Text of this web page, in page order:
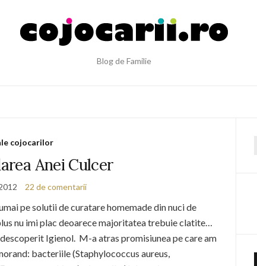
Blog de Familie
cojocarilor
Anei Culcer
22 de comentarii
pe solutii de curatare homemade din nuci de
nu imi plac deoarece majoritatea trebuie clatite…
Igienol. M-a atras promisiunea pe care am
bacteriile (Staphylococcus aureus,